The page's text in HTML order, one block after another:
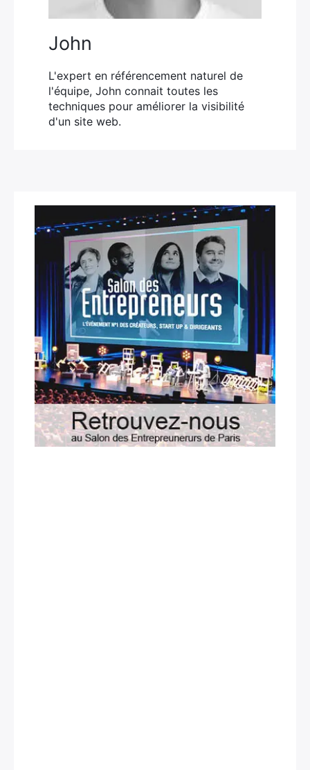
John
L'expert en référencement naturel de
l'équipe, John connait toutes les
techniques pour améliorer la visibilité
d'un site web.